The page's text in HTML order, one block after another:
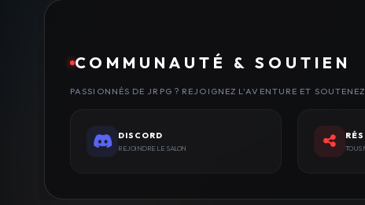
COMMUNAUTÉ & SOUTIEN
PASSIONNÉS DE JRPG ? REJOIGNEZ L'AVENTURE ET
DISCORD
REJOINDRE LE SALON TOUS